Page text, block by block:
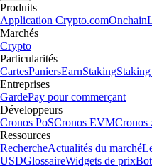
Produits
Application Crypto.comOnchain
Marchés
Crypto
Particularités
CartesPaniersEarnStaking
Entreprises
GardePay pour commerçant
Développeurs
Cronos PoSCronos EVM
Ressources
RechercheActualités du marché
USDGlossaireWidgets de prix